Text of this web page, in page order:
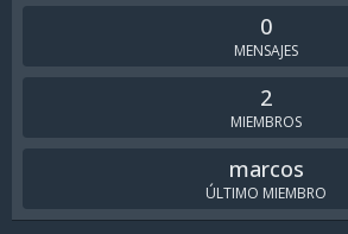
0
MENSAJES
2
MIEMBROS
marcos
ÚLTIMO MIEMBRO